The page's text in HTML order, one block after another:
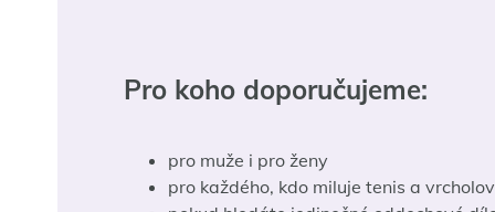
Pro koho doporučujeme:
pro muže i pro ženy
pro každého, kdo miluje tenis a